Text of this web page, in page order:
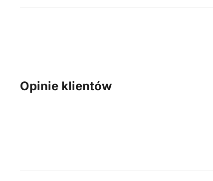
Opinie klientów